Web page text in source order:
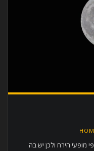
מופעי הירח ולכן יש בה